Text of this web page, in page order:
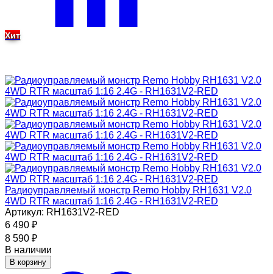
Хит
Радиоуправляемый монстр Remo Hobby RH1631 V2.0
4WD RTR масштаб 1:16 2.4G - RH1631V2-RED
Артикул: RH1631V2-RED
6 490 ₽
8 590 ₽
В наличии
В корзину